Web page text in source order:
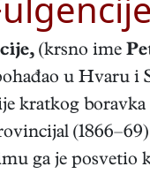
, (krsno ime
u Hvaru
kratkog boravka
ga je